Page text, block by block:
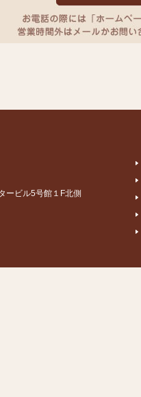
ービル5号館１F北側